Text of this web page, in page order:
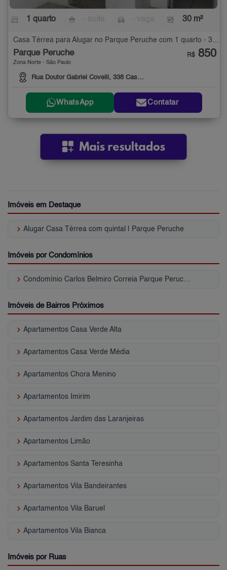
1 quarto 30 m²
Parque Peruche
Zona Norte - São Paulo
Rua Doutor Gabriel Covelli, 338 Casa 5 Baixos
R$ 850
WhatsApp Contatar
Imóveis em Destaque
keyboard_arrow_right Alugar Casa Térrea com quintal | Parque Peruche
Imóveis por Condomínios
keyboard_arrow_right Condomínio Carlos Belmiro Correia Parque Peruche
Imóveis de Bairros Próximos
keyboard_arrow_right Apartamentos Casa Verde Alta
keyboard_arrow_right Apartamentos Casa Verde Média
keyboard_arrow_right Apartamentos Chora Menino
keyboard_arrow_right Apartamentos Imirim
keyboard_arrow_right Apartamentos Jardim das Laranjeiras
keyboard_arrow_right Apartamentos Limão
keyboard_arrow_right Apartamentos Santa Teresinha
keyboard_arrow_right Apartamentos Vila Bandeirantes
keyboard_arrow_right Apartamentos Vila Baruel
keyboard_arrow_right Apartamentos Vila Bianca
Imóveis por Ruas